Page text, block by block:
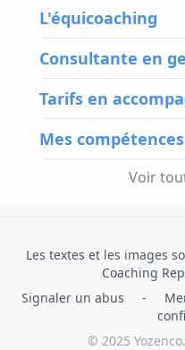
L'équicoaching
Consultante en
Tarifs en
Mes compétences
Voir
Les textes et les images
Coaching
Signaler un abus
-
© 2025